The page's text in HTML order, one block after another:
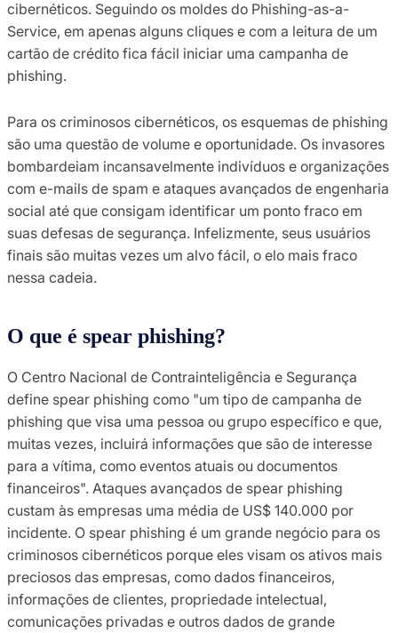
cibernéticos. Seguindo os moldes do Phishing-as-a-
Service, em apenas alguns cliques e com a leitura de um
cartão de crédito fica fácil iniciar uma campanha de
phishing.
Para os criminosos cibernéticos, os esquemas de phishing
são uma questão de volume e oportunidade. Os invasores
bombardeiam incansavelmente indivíduos e organizações
com e-mails de spam e ataques avançados de engenharia
social até que consigam identificar um ponto fraco em
suas defesas de segurança. Infelizmente, seus usuários
finais são muitas vezes um alvo fácil, o elo mais fraco
nessa cadeia.
O que é spear phishing?
O Centro Nacional de Contrainteligência e Segurança
define spear phishing como "um tipo de campanha de
phishing que visa uma pessoa ou grupo específico e que,
muitas vezes, incluirá informações que são de interesse
para a vítima, como eventos atuais ou documentos
financeiros". Ataques avançados de spear phishing
custam às empresas uma média de US$ 140.000 por
incidente. O spear phishing é um grande negócio para os
criminosos cibernéticos porque eles visam os ativos mais
preciosos das empresas, como dados financeiros,
informações de clientes, propriedade intelectual,
comunicações privadas e outros dados de grande